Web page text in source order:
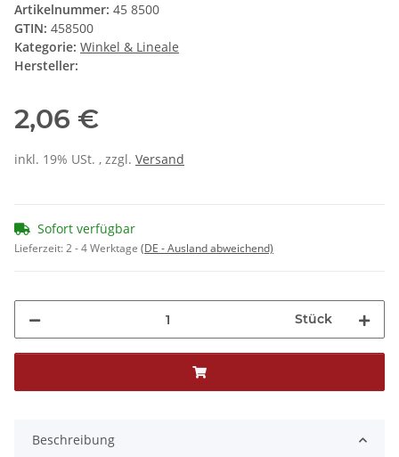
Artikelnummer: 45 8500
GTIN: 458500
Kategorie: Winkel & Lineale
Hersteller:
2,06 €
inkl. 19% USt. , zzgl. Versand
Sofort verfügbar
Lieferzeit:2 - 4 Werktage (DE - Ausland abweichend)
Stück
Beschreibung